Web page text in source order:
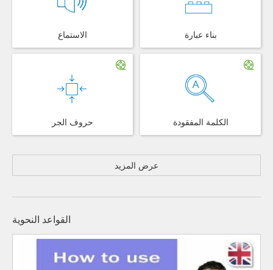
الاستماع بناء عبارة
حروف الجر الكلمة المفقودة
عرض المزيد
القواعد النحوية